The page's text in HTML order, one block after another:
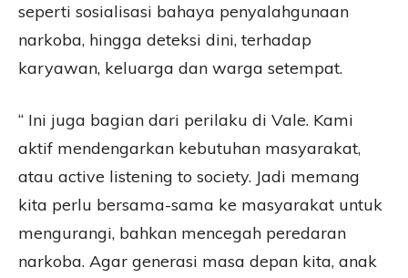
seperti sosialisasi bahaya penyalahgunaan
narkoba, hingga deteksi dini, terhadap
karyawan, keluarga dan warga setempat.
“ Ini juga bagian dari perilaku di Vale. Kami
aktif mendengarkan kebutuhan masyarakat,
atau active listening to society. Jadi memang
kita perlu bersama-sama ke masyarakat untuk
mengurangi, bahkan mencegah peredaran
narkoba. Agar generasi masa depan kita, anak